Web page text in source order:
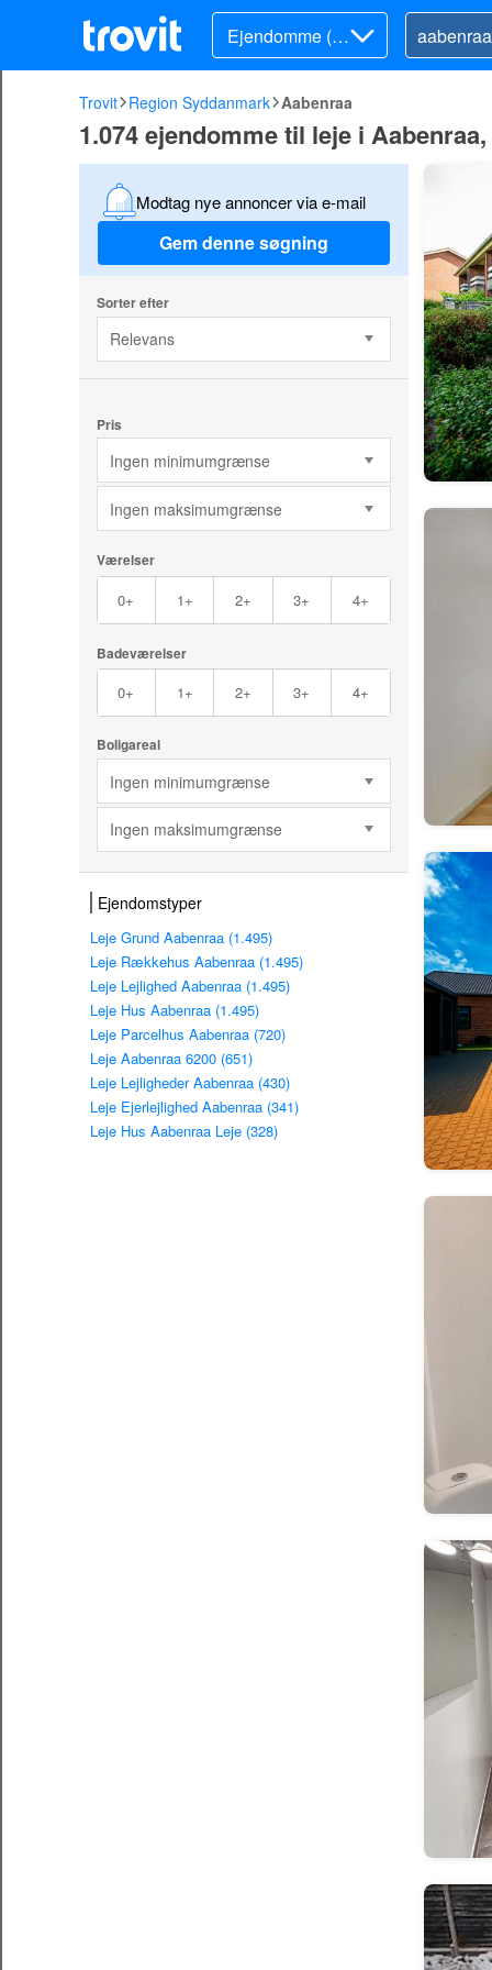
Ejendomme (lej
e)
Trovit Region Syddanmark Aabenraa
1.074 ejendomme til leje i
Modtag nye annoncer via e-mail
Gem denne søgning
Sorter efter
Relevans
Pris
Ingen minimumgrænse
Ingen maksimumgrænse
Værelser
0+ 1+ 2+ 3+ 4+
Badeværelser
0+ 1+ 2+ 3+ 4+
Boligareal
Ingen minimumgrænse
Ingen maksimumgrænse
Ejendomstyper
Leje Grund Aabenraa (1.495)
Leje Rækkehus Aabenraa (1.495)
Leje Lejlighed Aabenraa (1.495)
Leje Hus Aabenraa (1.495)
Leje Parcelhus Aabenraa (720)
Leje Aabenraa 6200 (651)
Leje Lejligheder Aabenraa (430)
Leje Ejerlejlighed Aabenraa (341)
Leje Hus Aabenraa Leje (328)